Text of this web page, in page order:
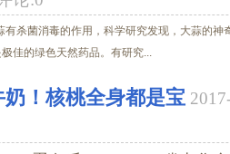
有杀菌消毒的作用，科学研究发现，大蒜的神
佳的绿色天然药品。有研究...
！核桃全身都是宝